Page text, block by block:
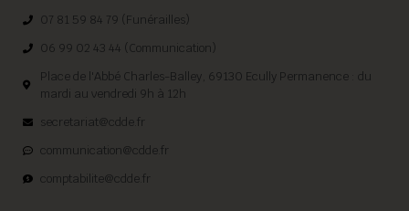
07 81 59 84 79 (Funérailles)
06 99 02 43 44 (Communication)
Place de l'Abbé Charles-Balley, 69130 Ecully Permanence : du
mardi au vendredi 9h à 12h
secretariat@cdde.fr
communication@cdde.fr
comptabilite@cdde.fr